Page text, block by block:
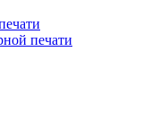
печати